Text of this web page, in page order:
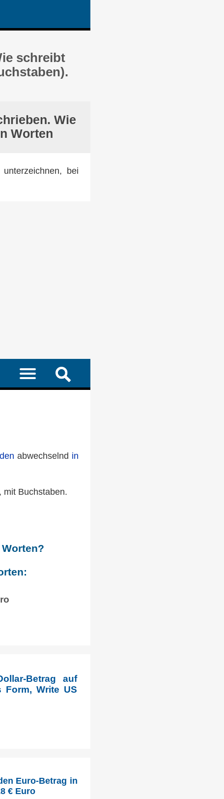
schreibt
Wie
Worten
bei
abwechselnd in
mit Buchstaben.
Betrag auf
Form, Write US
Euro-Betrag in
€ Euro